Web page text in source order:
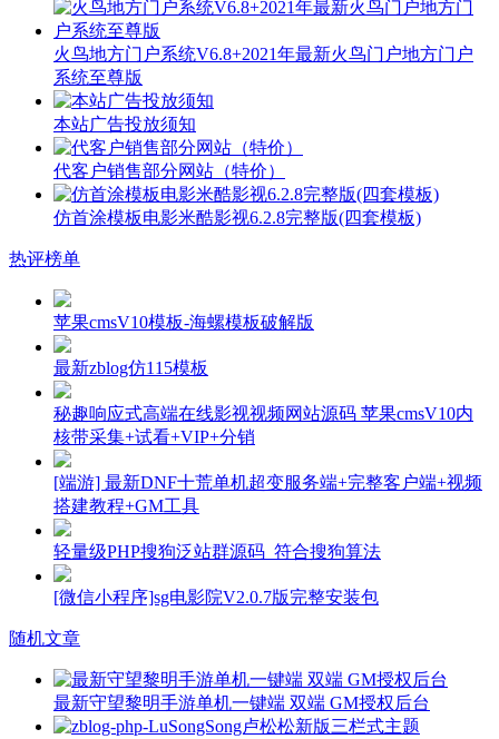
火鸟地方门户系统V6.8+2021年最新火鸟门户地方门户
系统至尊版
本站广告投放须知
代客户销售部分网站（特价）
仿首涂模板电影米酷影视6.2.8完整版(四套模板)
热评榜单
苹果cmsV10模板-海螺模板破解版
最新zblog仿115模板
秘趣响应式高端在线影视视频网站源码 苹果cmsV10内
核带采集+试看+VIP+分销
[端游] 最新DNF十荒单机超变服务端+完整客户端+视频
搭建教程+GM工具
轻量级PHP搜狗泛站群源码_符合搜狗算法
[微信小程序]sg电影院V2.0.7版完整安装包
随机文章
最新守望黎明手游单机一键端 双端 GM授权后台